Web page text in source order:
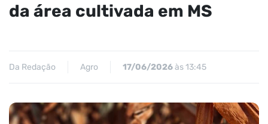
da área cultivada em MS
Da Redação Agro 17/06/2026às 13:45